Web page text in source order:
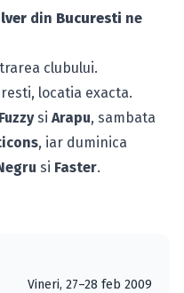
din Bucuresti ne
clubului.
locatia exacta.
si Arapu, sambata
, iar duminica
si Faster.
Vineri, 27–28 feb 2009